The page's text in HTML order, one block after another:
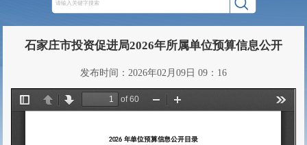
石家庄市投资促进局2026年所属单位预算信息公开
发布时间：2026年02月09日 09：16